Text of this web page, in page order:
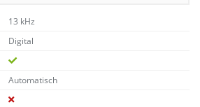
13 kHz
Digital
Automatisch